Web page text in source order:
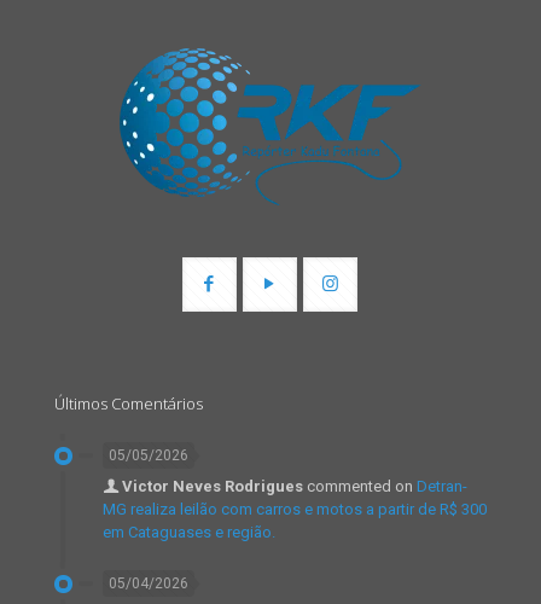
Últimos Comentários
05/05/2026
Victor Neves Rodrigues commented on Detran-
MG realiza leilão com carros e motos a partir de R$ 300
em Cataguases e região.
05/04/2026